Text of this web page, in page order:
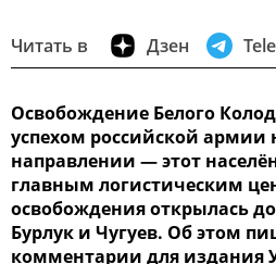
Читать в Дзен
Освобождение Белого
успехом российской армии
направлении — этот
главным логистическим
освобождения открылась
Бурлук и Чугуев. Об этом
комментарии для издания